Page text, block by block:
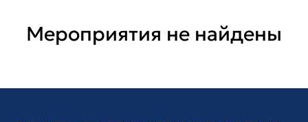
Мероприятия не найдены